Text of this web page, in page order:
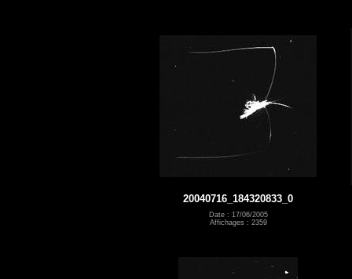
20040716_184320833_0
Date : 17/06/2005
Affichages : 2359